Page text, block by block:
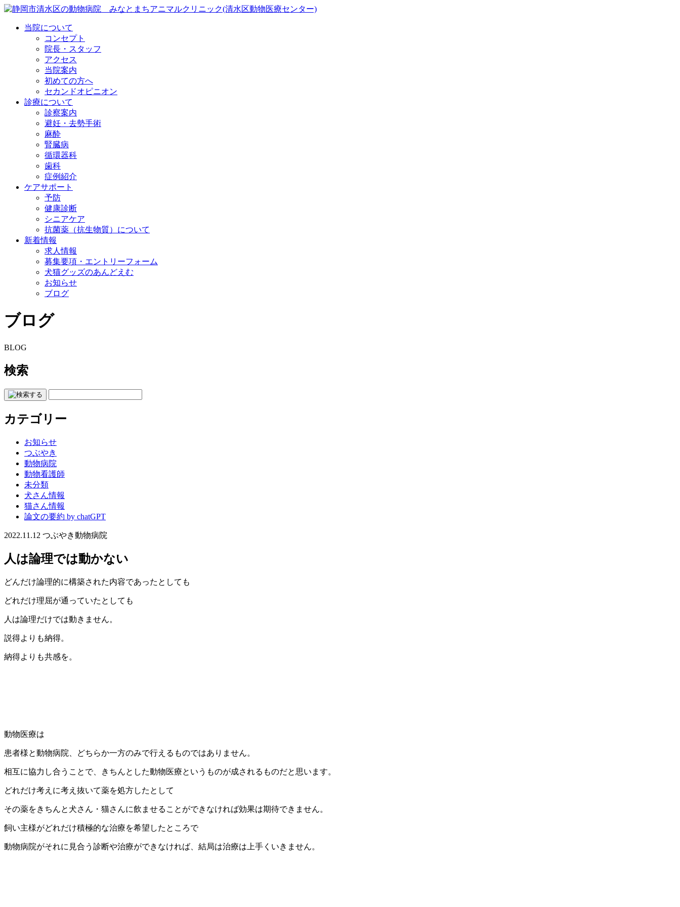
当院について
コンセプト
院長・スタッフ
アクセス
当院案内
初めての方へ
セカンドオピニオン
診療について
診察案内
避妊・去勢手術
麻酔
腎臓病
循環器科
歯科
症例紹介
ケアサポート
予防
健康診断
シニアケア
抗菌薬（抗生物質）について
新着情報
求人情報
募集要項・エントリーフォーム
犬猫グッズのあんどえむ
お知らせ
ブログ
ブログ
BLOG
検索
カテゴリー
お知らせ
つぶやき
動物病院
動物看護師
未分類
犬さん情報
猫さん情報
論文の要約 by chatGPT
2022.11.12 つぶやき動物病院
人は論理では動かない
どんだけ論理的に構築された内容であったとしても
どれだけ理屈が通っていたとしても
人は論理だけでは動きません。
説得よりも納得。
納得よりも共感を。
動物医療は
患者様と動物病院、どちらか一方のみで行えるものではありません。
相互に協力し合うことで、きちんとした動物医療というものが成されるものだと思います。
どれだけ考えに考え抜いて薬を処方したとして
その薬をきちんと犬さん・猫さんに飲ませることができなければ効果は期待できません。
飼い主様がどれだけ積極的な治療を希望したところで
動物病院がそれに見合う診断や治療ができなければ、結局は治療は上手くいきません。